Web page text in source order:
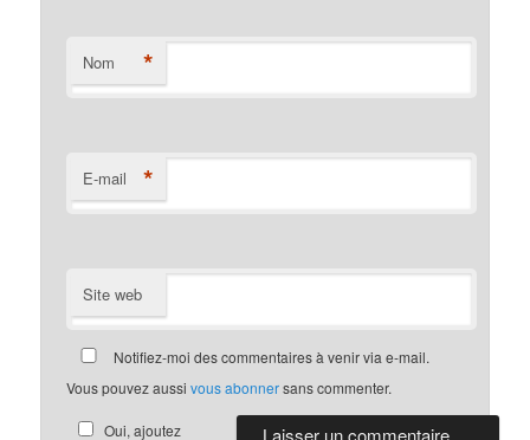
Nom *
E-mail *
Site web
Notifiez-moi des commentaires à venir via e-mail.
Vous pouvez aussivous abonnersans commenter.
Oui, ajoutez